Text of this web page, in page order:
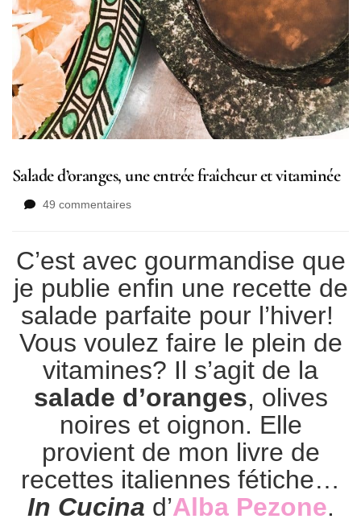
Salade d’oranges, une entrée fraîcheur et vitaminée
49 commentairessur
une
entrée
fraîcheur
vitaminée
C’est avec gourmandise que
je publie enfin une recette de
salade parfaite pour l’hiver!
Vous voulez faire le plein de
vitamines? Il s’agit de la
salade d’oranges, olives
noires et oignon. Elle
provient de mon livre de
recettes italiennes fétiche…
In Cucina d’Alba Pezone.